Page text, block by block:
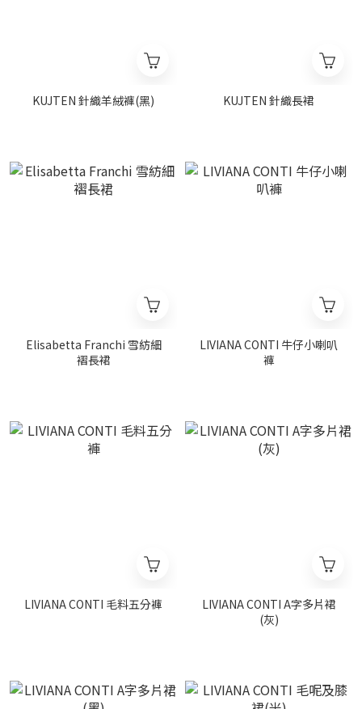
KUJTEN 針織羊絨褲(黑) KUJTEN 針織長裙
Elisabetta Franchi 雪紡細
褶長裙
LIVIANA CONTI 牛仔小喇叭
褲
LIVIANA CONTI 毛料五分褲
LIVIANA CONTI A字多片裙
(灰)